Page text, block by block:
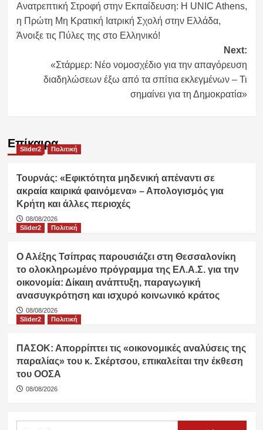
navigation
Ανατρεπτική Στροφή στην Εκπαίδευση: Η UNIC Athens,
η Πρώτη Μη Κρατική Ιατρική Σχολή στην Ελλάδα,
Άνοιξε τις Πύλες της στο Ελληνικό!
Next:
«Στάρμερ: Νέο νομοσχέδιο για την απαγόρευση
διαδηλώσεων έξω από τα σπίτια εκλεγμένων – Τι
σημαίνει για τη Δημοκρατία»
Επίκαιρα
Slider2 Πολιτική
Τουρνάς: «Εφικτότητα μηδενική απέναντι σε
ακραία καιρικά φαινόμενα» – Απολογισμός για
Κρήτη και άλλες περιοχές
08/08/2026
Slider2
Πολιτική
Ο Αλέξης Τσίπρας παρουσιάζει στη Θεσσαλονίκη
το ολοκληρωμένο πρόγραμμα της ΕΛ.Α.Σ. για την
οικονομία: Δίκαιη ανάπτυξη, παραγωγική
ανασυγκρότηση και ισχυρό κοινωνικό κράτος
08/08/2026
Slider2
Πολιτική
ΠΑΣΟΚ: Απορρίπτει τις «οικονομικές αναλύσεις της
παραλίας» του κ. Σκέρτσου, επικαλείται την έκθεση
του ΟΟΣΑ
08/08/2026
Αναζήτηση